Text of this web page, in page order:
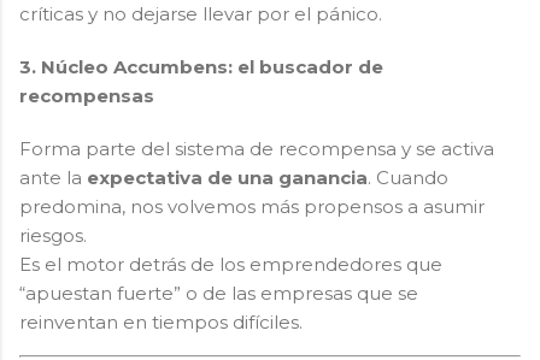
críticas y no dejarse llevar por el pánico.
3. Núcleo Accumbens: el buscador de
recompensas
Forma parte del sistema de recompensa y se activa
ante la expectativa de una ganancia. Cuando
predomina, nos volvemos más propensos a asumir
riesgos.
Es el motor detrás de los emprendedores que
“apuestan fuerte” o de las empresas que se
reinventan en tiempos difíciles.